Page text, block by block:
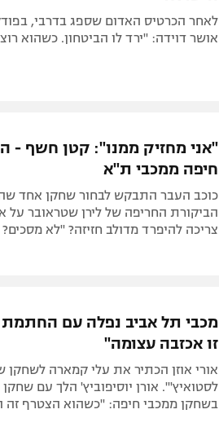
לאחר הכרטיס האדום שספג בדרבי,
אושר דוידה: "ירד לו הביטחון. כשהוא
"אני מחזיק ממנו": קטן חשף -
חיפה ממכבי ת"א
כוכב העבר התבקש לבחור שחקן אחד
הביקורת החריפה של לירן שטראובר על
צריכה להיפרד מדולב חזיזה? "לא
מכבי תל אביב נפלה עם החתמת
זו אכזבה עצומה"
אורי אוזן הכתיר את עלי קמארה לשחקן
לסטואיץ'". אורן יוסיפוביץ' הלך עם
בשחקן ממכבי חיפה: "כשהוא הצטרף זה